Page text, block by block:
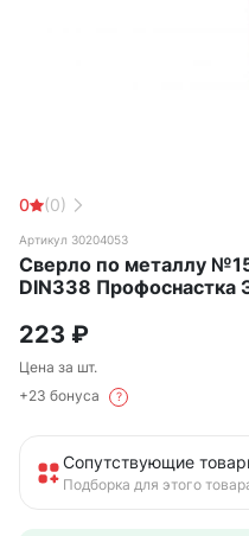
0 (0)
Артикул 30204053
Сверло по металлу
DIN338 Профоснастка
223 ₽
Цена за шт.
+23 бонуса
?
Сопутствующие
Подборка для этого